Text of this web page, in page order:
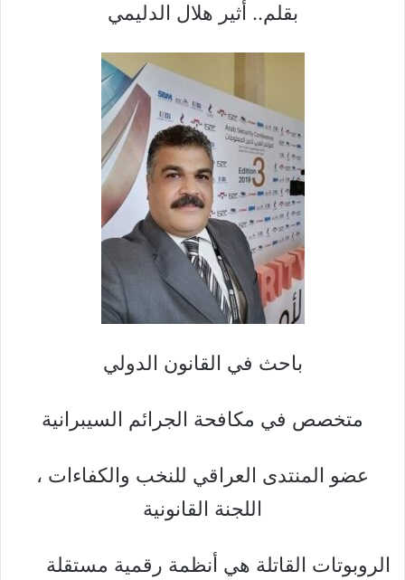
بقلم.. أثير هلال الدليمي
باحث في القانون الدولي
متخصص في مكافحة الجرائم السيبرانية
عضو المنتدى العراقي للنخب والكفاءات ،
اللجنة القانونية
الروبوتات القاتلة هي أنظمة رقمية مستقلة